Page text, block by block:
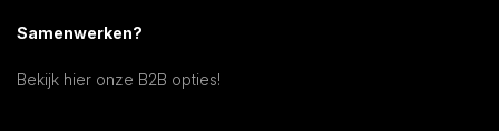
Samenwerken?
Bekijk hier onze B2B opties!